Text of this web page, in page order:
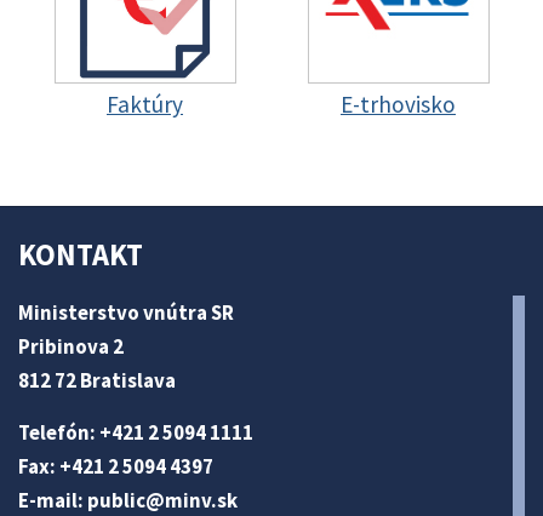
Faktúry E-trhovisko
KONTAKT
Ministerstvo vnútra SR
Pribinova 2
812 72 Bratislava
Telefón: +421 2 5094 1111
Fax: +421 2 5094 4397
E-mail: public@minv.sk